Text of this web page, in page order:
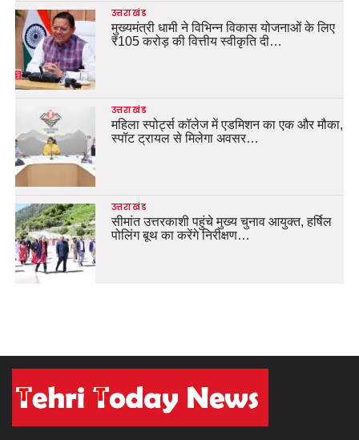
उत्तराखंड
मुख्यमंत्री धामी ने विभिन्न विकास योजनाओं के लिए
₹105 करोड़ की वित्तीय स्वीकृति दी…
उत्तराखंड
महिला स्पोर्ट्स कॉलेज में एडमिशन का एक और मौका,
स्पॉट ट्रायल से मिलेगा अवसर…
उत्तराखंड
सीमांत उत्तरकाशी पहुंचे मुख्य चुनाव आयुक्त, हर्षिल
पोलिंग बूथ का करेंगे निरीक्षण…